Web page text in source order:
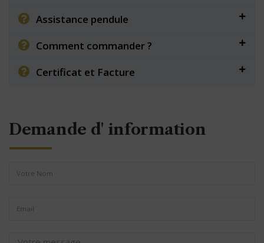
Assistance pendule
Comment commander ?
Certificat et Facture
Demande d' information